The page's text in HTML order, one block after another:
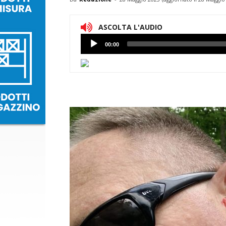
ASCOLTA L'AUDIO
Lettore
Audio
00:00